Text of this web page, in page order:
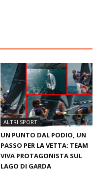
ALTRI SPORT
UN PUNTO DAL PODIO, UN
PASSO PER LA VETTA: TEAM
VIVA PROTAGONISTA SUL
LAGO DI GARDA